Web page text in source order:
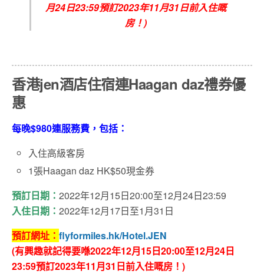
月24日23:59預訂2023年11月31日前入住嘅
房！)
香港jen酒店住宿連Haagan daz禮券優
惠
每晚$980連服務費，包括：
入住高級客房
1張Haagan daz HK$50現金券
預訂日期： 2022年12月15日20:00至12月24日23:59
入住日期： 2022年12月17日至1月31日
預訂網址： flyformiles.hk/Hotel.JEN
(有興趣就記得要喺2022年12月15日20:00至12月24日
23:59預訂2023年11月31日前入住嘅房 ！)